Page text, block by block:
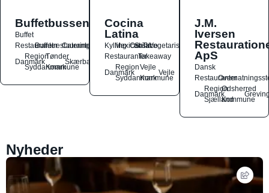
Buffetbussen
Buffet
Restauranter
Buffetrestauranter
Catering
Danmark
Region
Syddanmark
Tønder
Kommune
Skærbæk
Cocina
Latina
Kylling
Mexicansk
OstSalat
TacoVegetarisk
RestauranterTakeaway
Danmark
Region
Syddanmark
Vejle
Kommune
Vejle
J.M.
Iversen
ApS
Dansk
Restauranter
Danmark
Region
Sjælland
Odsherred
Kommune
Nyheder